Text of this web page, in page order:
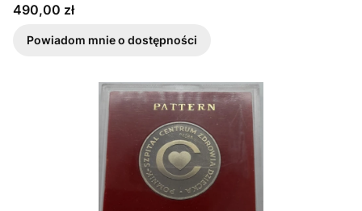
Cena
490,00 zł
Powiadom mnie o dostępności